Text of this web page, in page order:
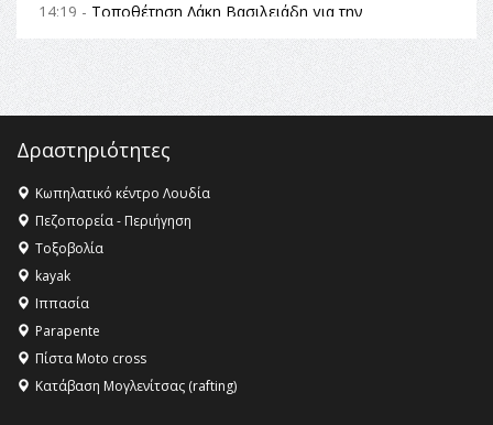
14:19 - Τοποθέτηση Λάκη Βασιλειάδη για την
Αναθεώρηση του Συντάγματος: «Σε τέτοιες κορυφαίες
θεσμικές διαδικασίες υπάρχει μόνο η ευθύνη απέναντι
στις επόμενες γενιές»
16:35 -Το πρόγραμμα του ΠΑΟΚ στον δεύτερο γύρο του
16:27 - Όλυμπος: Εντάχθηκε στον Κατάλογο Παγκόσμιας
Κληρονομιάς της UNESCO – Ομόφωνη η απόφαση Ο
Όλυμπος αναγνωρίστηκε ως φυσικό και πολιτιστικό
αγαθό εξέχουσας οικουμενικής αξίας για την
ανθρωπότητα
16:18 -
ΣΤΗΝ ΕΔΕΣΣΑ
Δραστηριότητες
Κωπηλατικό κέντρο Λουδία
Πεζοπορεία - Περιήγηση
Τοξοβολία
kayak
Ιππασία
Parapente
Πίστα Moto cross
Κατάβαση Μογλενίτσας (rafting)